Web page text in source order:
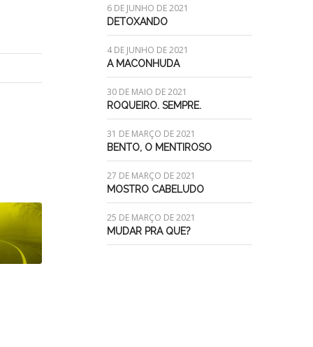
6 DE JUNHO DE 2021
DETOXANDO
4 DE JUNHO DE 2021
A MACONHUDA
30 DE MAIO DE 2021
ROQUEIRO. SEMPRE.
31 DE MARÇO DE 2021
BENTO, O MENTIROSO
27 DE MARÇO DE 2021
MOSTRO CABELUDO
25 DE MARÇO DE 2021
MUDAR PRA QUE?